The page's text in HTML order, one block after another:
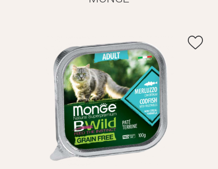
ВЛАСНЕ ВИРОБНИЦТВО
НОВИНКИ
АКЦІЇ
БЛОГ
Оплата і доставка
Програма лояльності
Про Нас